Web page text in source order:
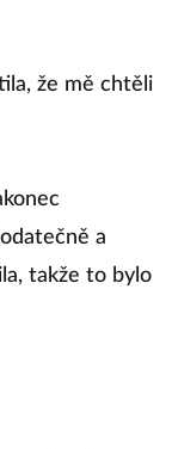
že mě chtěli
a
takže to bylo